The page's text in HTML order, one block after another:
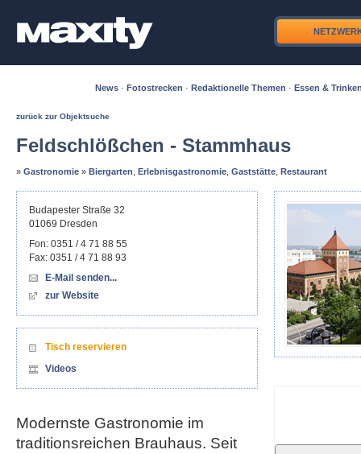
News · Fotostrecken · Redaktionelle Themen · Essen &
zurück zur Objektsuche
Feldschlößchen - Stammhaus
» Gastronomie » Biergarten Erlebnisgastronomie Gaststätte Restaurant
Budapester Straße 32
01069 Dresden
Fon: 0351 / 4 71 88 55
Fax: 0351 / 4 71 88 93
E-Mail senden...
zur Website
Tisch reservieren
Videos
Modernste Gastronomie im
traditionsreichen Brauhaus. Seit